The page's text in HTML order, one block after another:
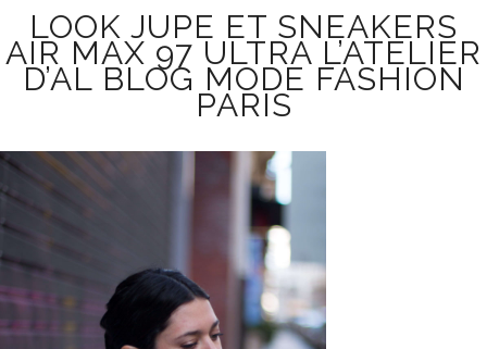
LOOK JUPE ET SNEAKERS
AIR MAX 97 ULTRA L’ATELIER
D’AL BLOG MODE FASHION
PARIS